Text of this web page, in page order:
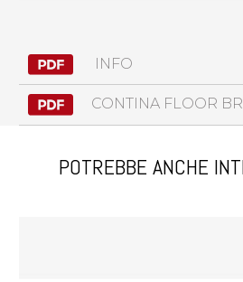
INFO
CONTINA FLOOR
POTREBBE ANCHE